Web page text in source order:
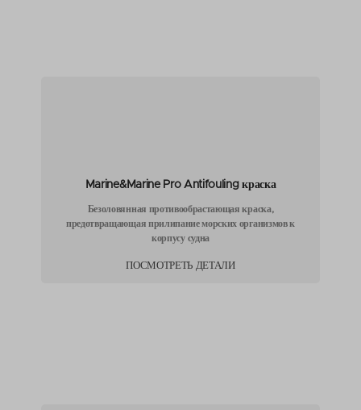
Marine&Marine Pro Antifouling краска
Безоловянная противообрастающая краска,
предотвращающая прилипание морских организмов к
корпусу судна
ПОСМОТРЕТЬ ДЕТАЛИ